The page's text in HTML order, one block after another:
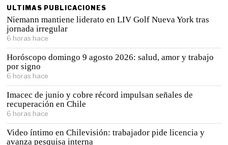
ULTIMAS PUBLICACIONES
Niemann mantiene liderato en LIV Golf Nueva York tras
jornada irregular
6 horas hace
Horóscopo domingo 9 agosto 2026: salud, amor y trabajo
por signo
6 horas hace
Imacec de junio y cobre récord impulsan señales de
recuperación en Chile
6 horas hace
Video íntimo en Chilevisión: trabajador pide licencia y
avanza pesquisa interna